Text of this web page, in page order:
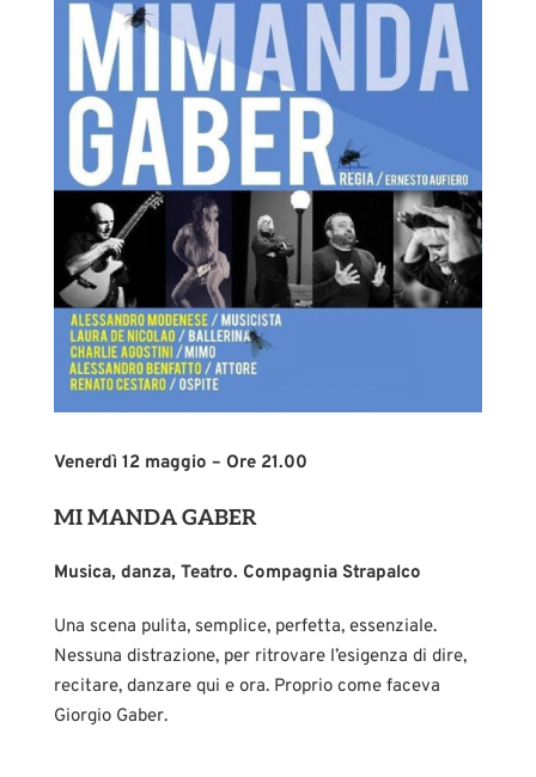
Venerdì 12 maggio – Ore 21.00
MI MANDA GABER
Musica, danza, Teatro. Compagnia Strapalco
Una scena pulita, semplice, perfetta, essenziale.
Nessuna distrazione, per ritrovare l’esigenza di dire,
recitare, danzare qui e ora. Proprio come faceva
Giorgio Gaber.